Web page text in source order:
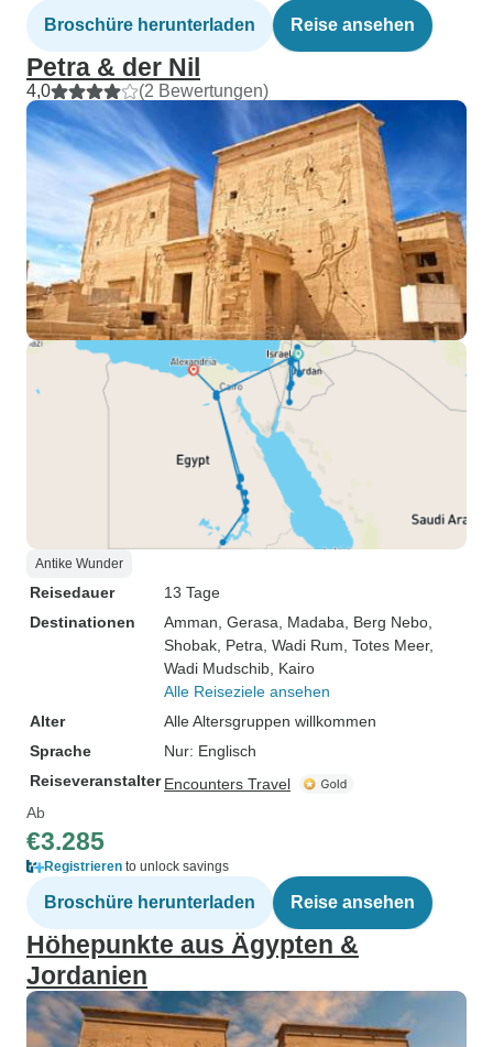
Broschüre herunterladen Reise ansehen
Petra & der Nil
4,0 (2 Bewertungen)
Antike Wunder
Reisedauer
13 Tage
Destinationen
Amman , Gerasa , Madaba , Berg Nebo
Shobak , Petra , Wadi Rum , Totes Meer,
Wadi Mudschib , Kairo
Alle Reiseziele ansehen
Alter
Alle Altersgruppen willkommen
Sprache
Nur: Englisch
Reiseveranstalter Encounters Travel
Ab
€3.285
Registrieren to unlock savings
Broschüre herunterladen Reise ansehen
Höhepunkte aus Ägypten &
Jordanien